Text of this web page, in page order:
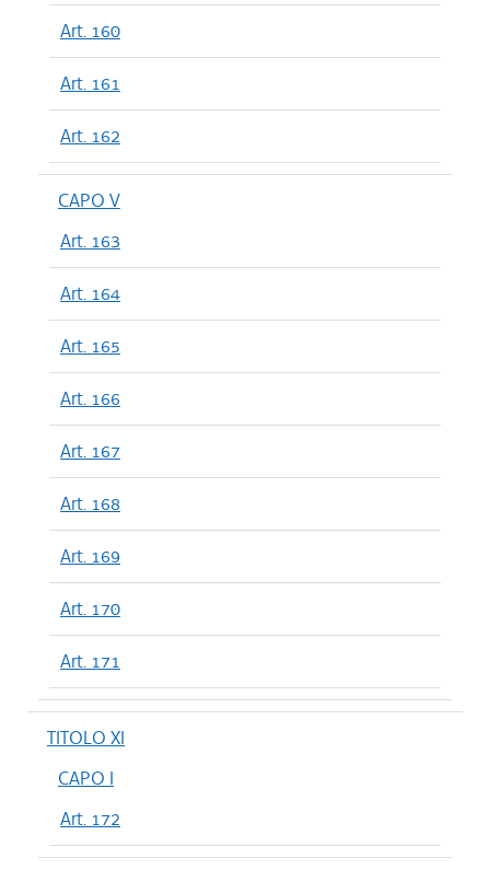
Art. 160
Art. 161
Art. 162
CAPO V
Art. 163
Art. 164
Art. 165
Art. 166
Art. 167
Art. 168
Art. 169
Art. 170
Art. 171
TITOLO XI
CAPO I
Art. 172